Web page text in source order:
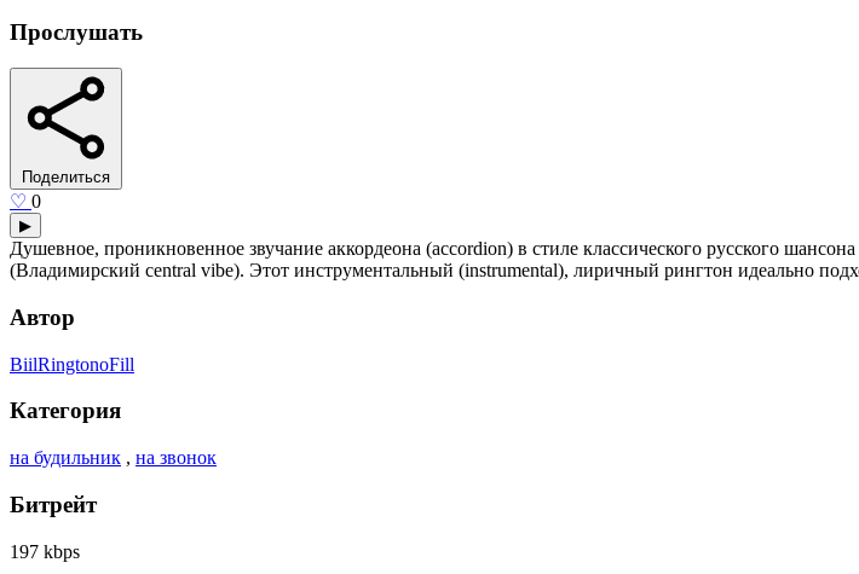
Прослушать
Поделиться
♡ 0
▶
Душевное, проникновенное звучание аккордеона (accordion) в стиле классического русского
(Владимирский central vibe). Этот инструментальный (instrumental), лиричный рингтон идеально
Автор
BiilRingtonoFill
Категория
на будильник , на звонок
Битрейт
197 kbps